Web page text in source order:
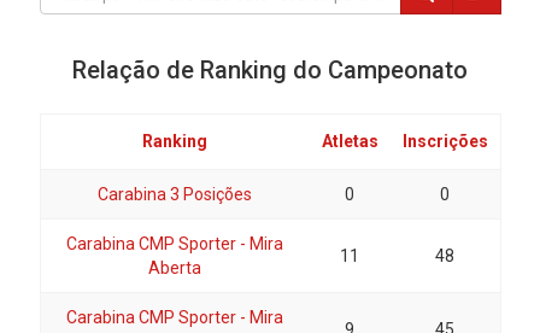
Relação de Ranking do Campeonato
Ranking Atletas Inscrições
Carabina 3 Posições 0 0
Carabina CMP Sporter - Mira
Aberta
11 48
Carabina CMP Sporter - Mira